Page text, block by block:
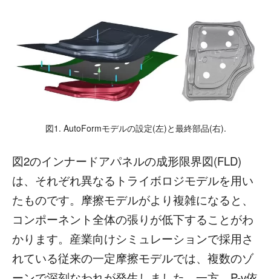
図1. AutoFormモデルの設定(左)と最終部品(右).
図2のインナードアパネルの成形限界図(FLD)
は、それぞれ異なるトライボロジモデルを用い
たものです。摩擦モデルがより複雑になると、
コンポーネント全体の張りが低下することがわ
かります。産業向けシミュレーションで採用さ
れている従来の一定摩擦モデルでは、複数のゾ